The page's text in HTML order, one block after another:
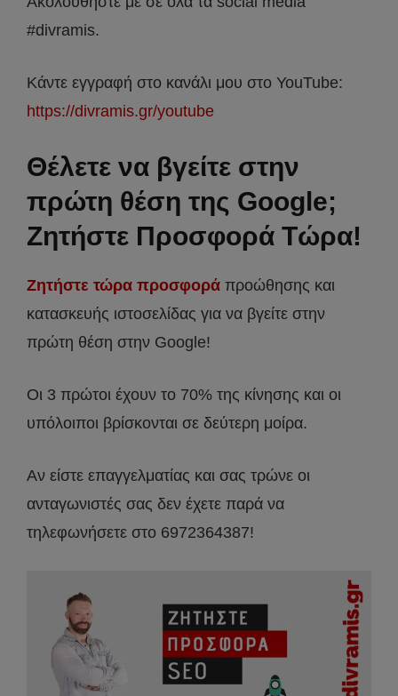
#divramis.
Κάντε εγγραφή στο κανάλι μου στο YouTube:
https://divramis.gr/youtube
Θέλετε να βγείτε στην
πρώτη θέση της Google;
Ζητήστε Προσφορά Τώρα!
Ζητήστε τώρα προσφορά προώθησης και
κατασκευής ιστοσελίδας για να βγείτε στην
πρώτη θέση στην Google!
Οι 3 πρώτοι έχουν το 70% της κίνησης και οι
υπόλοιποι βρίσκονται σε δεύτερη μοίρα.
Αν είστε επαγγελματίας και σας τρώνε οι
ανταγωνιστές σας δεν έχετε παρά να
τηλεφωνήσετε στο 6972364387!